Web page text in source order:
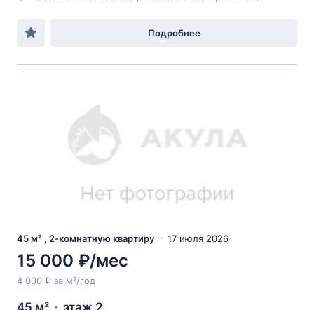
Подробнее
45 м² , 2-комнатную квартиру 17 июля 2026
15 000 ₽/мес
4 000 ₽ за м²/год
45 м² этаж 2